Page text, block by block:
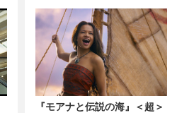
『モアナと伝説の海』＜超＞